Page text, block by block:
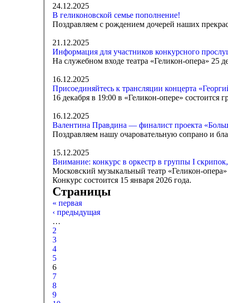
24.12.2025
В геликоновской семье пополнение!
Поздравляем с рождением дочерей наших
21.12.2025
Информация для участников конкурсного
На служебном входе театра «Геликон-опера» 25
16.12.2025
Присоединяйтесь к трансляции концерта
16 декабря в 19:00 в «Геликон-опере»
16.12.2025
Валентина Правдина — финалист проекта
Поздравляем нашу очаровательную сопрано и
15.12.2025
Внимание: конкурс в оркестр в группы I
Московский музыкальный театр «Геликон-
Конкурс состоится 15 января 2026 года.
Страницы
« первая
‹ предыдущая
…
2
3
4
5
6
7
8
9